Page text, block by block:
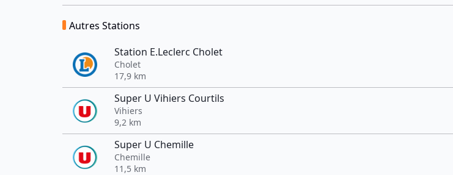
Autres Stations
Station E.Leclerc Cholet
Cholet
17,9 km
Super U Vihiers Courtils
Vihiers
9,2 km
Super U Chemille
Chemille
11,5 km